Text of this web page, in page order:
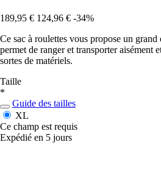
189,95 € 124,96 € -34%
Ce sac à roulettes vous propose un
permet de ranger et transporter aisément
sortes de matériels.
Taille
*
Guide des tailles
XL
Ce champ est requis
Expédié en 5 jours